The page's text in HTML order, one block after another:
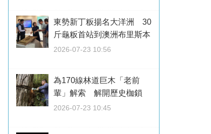
東勢新丁粄揚名大洋洲 30
斤龜粄首站到澳洲布里斯本
2026-07-23 10:56
為170線林道巨木「老前
輩」解索 解開歷史枷鎖
2026-07-23 10:45